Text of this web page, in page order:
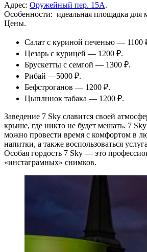
Адрес: Оружейный пер. 15А.
Особенности: идеальная площадка для
Цены.
Салат с куриной печенью — 1100
Цезарь с курицей — 1200 ₽.
Брускетты с семгой — 1300 ₽.
Рибай —5000 ₽.
Бефстроганов — 1200 ₽.
Цыплннок табака — 1200 ₽.
Заведение 7 Sky славится своей
крыше, где никто не будет мешать. 7
можно провести время с комфортом в
напитки, а также воспользоваться
Особая гордость 7 Sky — это
«инстаграмных» снимков.